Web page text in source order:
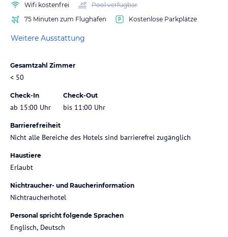
Wifi kostenfrei
Pool verfügbar
75 Minuten zum Flughafen
Kostenlose Parkplätze
Weitere Ausstattung
Gesamtzahl Zimmer
< 50
Check-In
ab 15:00 Uhr
Check-Out
bis 11:00 Uhr
Barrierefreiheit
Nicht alle Bereiche des Hotels sind barrierefrei zugänglich
Haustiere
Erlaubt
Nichtraucher- und Raucherinformation
Nichtraucherhotel
Personal spricht folgende Sprachen
Englisch, Deutsch